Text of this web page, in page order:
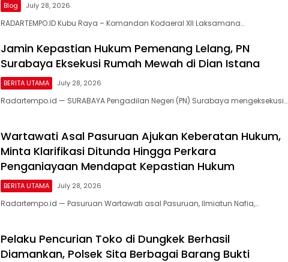
Blog July 28, 2026
RADARTEMPO.ID Kubu Raya – Komandan Kodaeral XII Laksamana…
Jamin Kepastian Hukum Pemenang Lelang, PN
Surabaya Eksekusi Rumah Mewah di Dian Istana
BERITA UTAMA July 28, 2026
Radartempo.id — SURABAYA Pengadilan Negeri (PN) Surabaya mengeksekusi…
Wartawati Asal Pasuruan Ajukan Keberatan Hukum,
Minta Klarifikasi Ditunda Hingga Perkara
Penganiayaan Mendapat Kepastian Hukum
BERITA UTAMA July 28, 2026
Radartempo.id — Pasuruan Wartawati asal Pasuruan, Ilmiatun Nafia,…
Pelaku Pencurian Toko di Dungkek Berhasil
Diamankan, Polsek Sita Berbagai Barang Bukti